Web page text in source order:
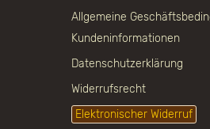
Allgemeine
Kundeninformationen
Datenschutzerklärung
Widerrufsrecht
Elektronischer Widerruf